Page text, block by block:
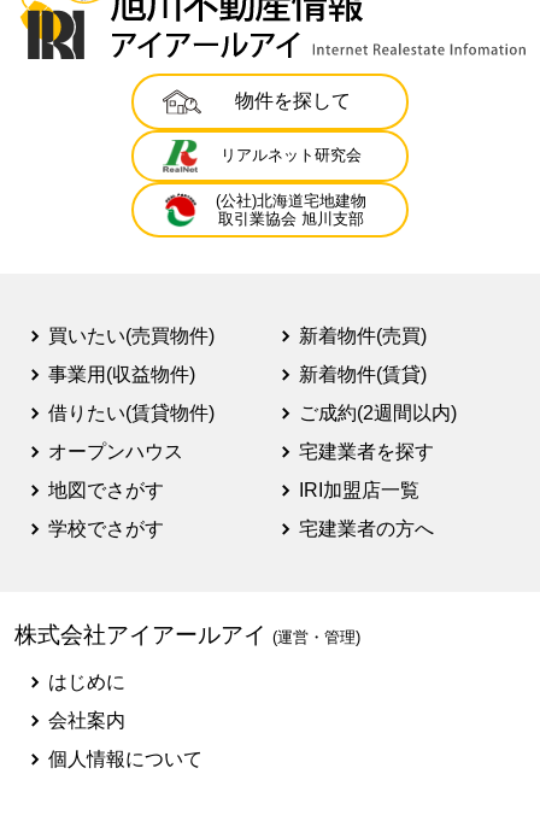
物件を探して
リアルネット研究会
(公社)北海道宅地建物
取引業協会 旭川支部
買いたい(売買物件)
事業用(収益物件)
借りたい(賃貸物件)
オープンハウス
地図でさがす
学校でさがす
新着物件(売買)
新着物件(賃貸)
ご成約(2週間以内)
宅建業者を探す
IRI加盟店一覧
宅建業者の方へ
株式会社アイアールアイ (運営・管理)
はじめに
会社案内
個人情報について